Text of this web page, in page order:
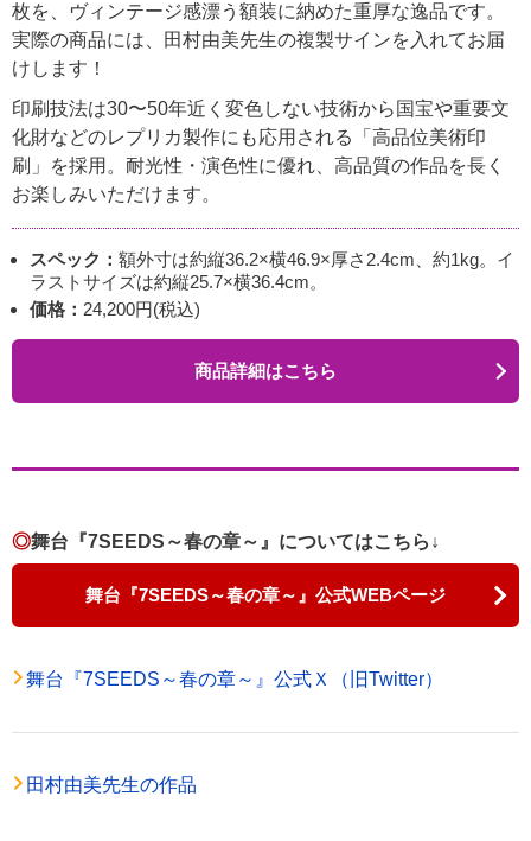
枚を、ヴィンテージ感漂う額装に納めた重厚な逸品です。
実際の商品には、田村由美先生の複製サインを入れてお届
けします！
印刷技法は30〜50年近く変色しない技術から国宝や重要文
化財などのレプリカ製作にも応用される「高品位美術印
刷」を採用。耐光性・演色性に優れ、高品質の作品を長く
お楽しみいただけます。
スペック： 額外寸は約縦36.2×横46.9×厚さ2.4cm、約1kg。イ
ラストサイズは約縦25.7×横36.4cm。
価格： 24,200円(税込)
商品詳細はこちら
◎舞台『7SEEDS～春の章～』についてはこちら↓
舞台『7SEEDS～春の章～』公式WEBページ
舞台『7SEEDS～春の章～』公式Ｘ（旧Twitter）
田村由美先生の作品